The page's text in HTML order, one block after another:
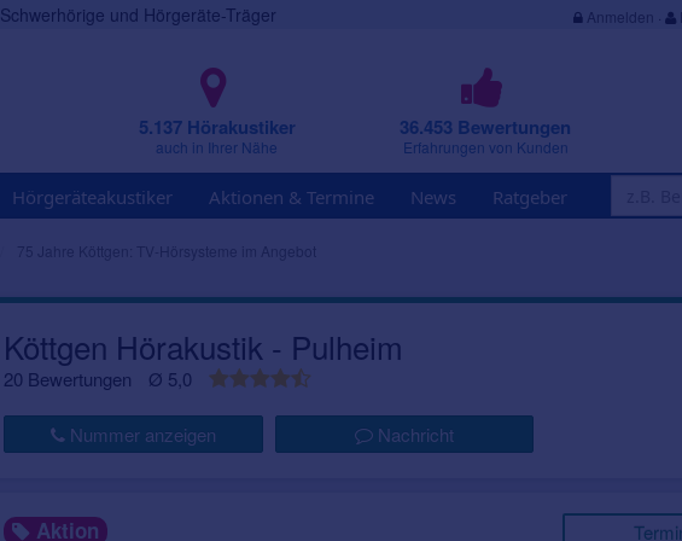
und Hörgeräte-Träger Anmelden ·
5.137 Hörakustiker
auch in Ihrer Nähe
36.453 Bewertungen
Erfahrungen von Kunden
Hörgeräteakustiker Aktionen & Termine News Ratgeber
75 Jahre Köttgen: TV-Hörsysteme im Angebot
Köttgen Hörakustik - Pulheim
20 Bewertungen Ø 5,0
Nummer anzeigen Nachricht
Aktion